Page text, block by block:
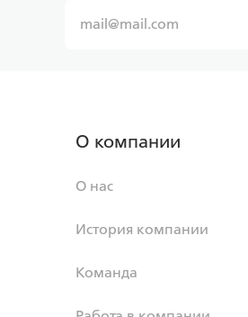
О компании
О нас
История компании
Команда